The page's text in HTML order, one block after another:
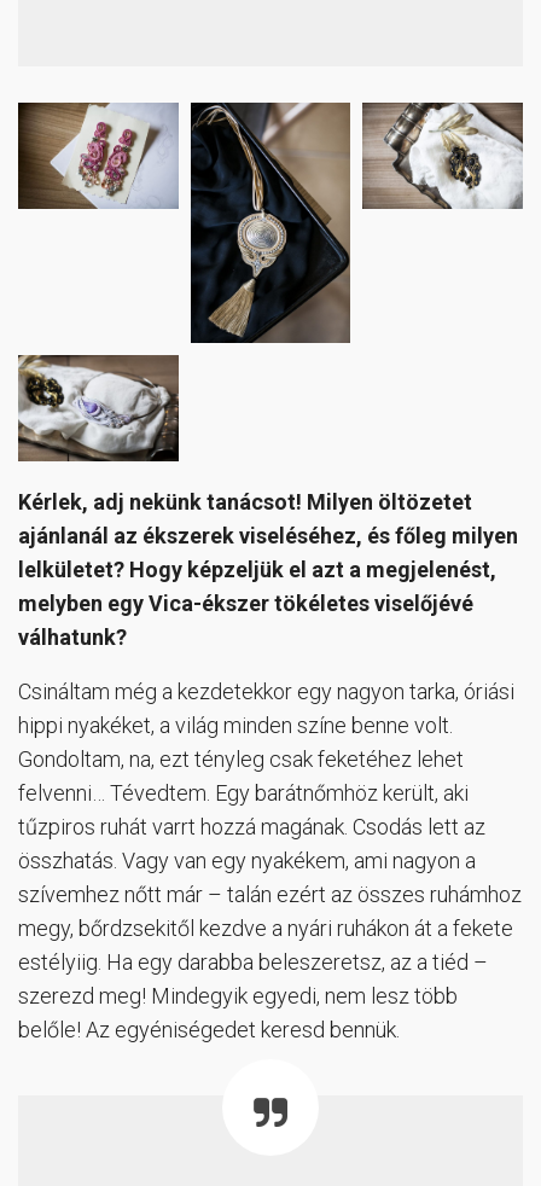
Kérlek, adj nekünk tanácsot! Milyen öltözetet
ajánlanál az ékszerek viseléséhez, és főleg milyen
lelkületet? Hogy képzeljük el azt a megjelenést,
melyben egy Vica-ékszer tökéletes viselőjévé
válhatunk?
Csináltam még a kezdetekkor egy nagyon tarka, óriási
hippi nyakéket, a világ minden színe benne volt.
Gondoltam, na, ezt tényleg csak feketéhez lehet
felvenni… Tévedtem. Egy barátnőmhöz került, aki
tűzpiros ruhát varrt hozzá magának. Csodás lett az
összhatás. Vagy van egy nyakékem, ami nagyon a
szívemhez nőtt már – talán ezért az összes ruhámhoz
megy, bőrdzsekitől kezdve a nyári ruhákon át a fekete
estélyiig. Ha egy darabba beleszeretsz, az a tiéd –
szerezd meg! Mindegyik egyedi, nem lesz több
belőle! Az egyéniségedet keresd bennük.